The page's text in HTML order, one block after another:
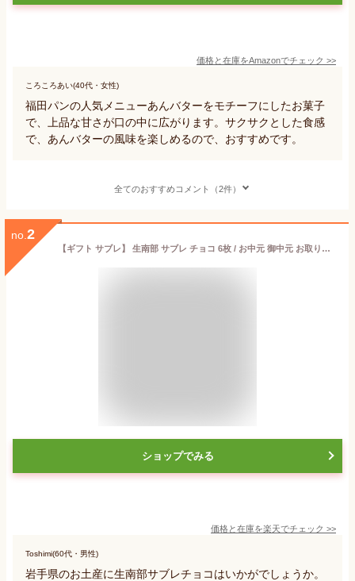
価格と在庫をAmazonでチェック >>
ころころあい(40代・女性)
福田パンの人気メニューあんバターをモチーフにしたお菓子
で、上品な甘さが口の中に広がります。サクサクとした食感
で、あんバターの風味を楽しめるので、おすすめです。
全てのおすすめコメント（2件）
no. 2
【ギフト サブレ】 生南部 サブレ チョコ 6枚 / お中元 御中元 お取り寄せ グルメ 夏ギフト 残暑見舞い / 南部せんべい乃巖手屋 小松製菓 / お菓子 せんべい 煎餅 南部せんべい ギフト 贈り物 お土産 おみやげ 詰め合わせ
ショップでみる
価格と在庫を楽天でチェック >>
Toshimi(60代・男性)
岩手県のお土産に生南部サブレチョコはいかがでしょうか。